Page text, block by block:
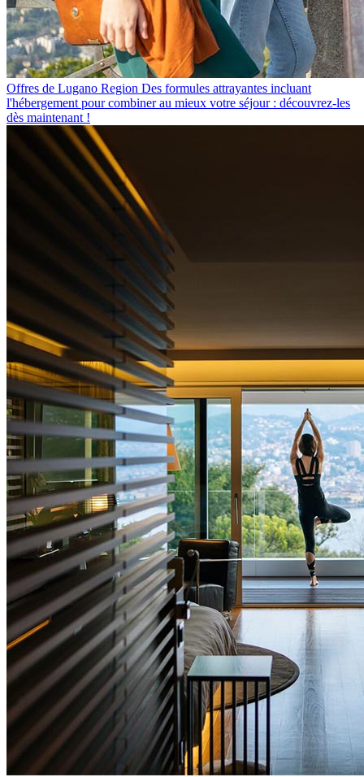
Offres de Lugano Region Des formules attrayantes incluant
l'hébergement pour combiner au mieux votre séjour : découvrez-les
dès maintenant !